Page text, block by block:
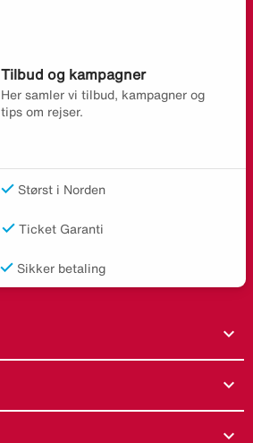
Tilbud og kampagner
Her samler vi tilbud, kampagner og
tips om rejser.
Størst i Norden
Ticket Garanti
Sikker betaling
expand_more
expand_more
expand_more